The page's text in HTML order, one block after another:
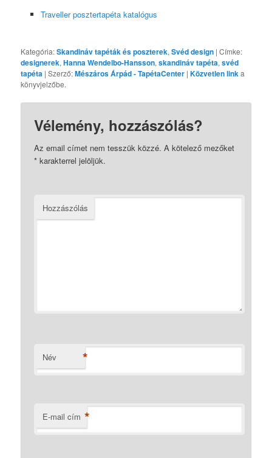
Traveller posztertapéta katalógus
Kategória:Skandináv tapéták és poszterek,Svéd design | Címke:
designerek,Hanna Wendelbo-Hansson,skandináv tapéta,svéd
tapéta | Szerző:Mészáros Árpád - TapétaCenter |Közvetlen linka
könyvjelzőbe.
Vélemény, hozzászólás?
Az email címet nem tesszük közzé. A kötelező mezőket
* karakterrel jelöljük.
Hozzászólás
Név *
E-mail cím *